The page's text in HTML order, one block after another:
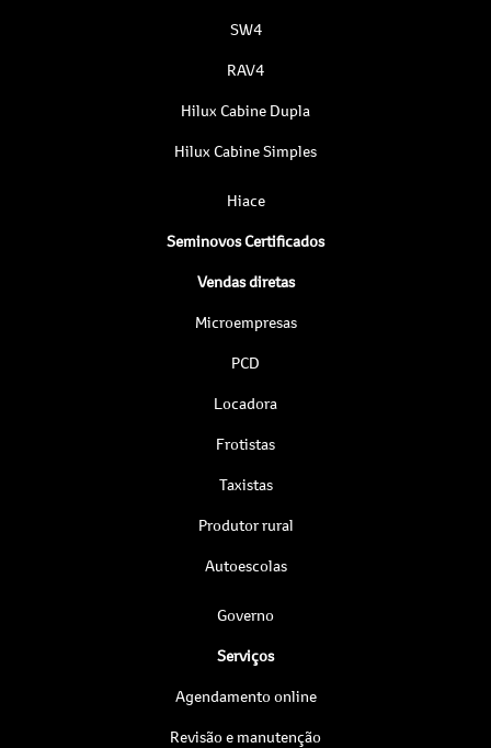
SW4
RAV4
Hilux Cabine Dupla
Hilux Cabine Simples
Hiace
Seminovos Certificados
Vendas diretas
Microempresas
PCD
Locadora
Frotistas
Taxistas
Produtor rural
Autoescolas
Governo
Serviços
Agendamento online
Revisão e manutenção